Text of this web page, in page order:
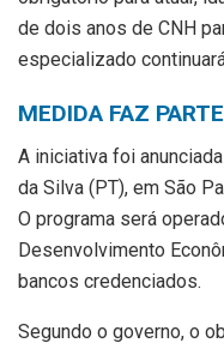
de dois anos de CNH
especializado
MEDIDA FAZ
A iniciativa foi
da Silva (PT), em São
O programa será
Desenvolvimento
bancos credenciados.
Segundo o governo, o